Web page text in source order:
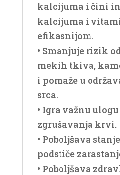
kalcijuma i čini
kalcijuma i
efikasnijom.
• Smanjuje rizik
mekih tkiva,
i pomaže u
srca.
• Igra važnu
zgrušavanja krvi.
• Poboljšava
podstiče
• Poboljšava